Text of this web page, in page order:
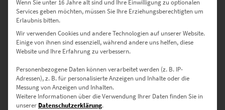
✔Acrylglasbilder– Premium-Druck hinter 4 mm starkem Acrylglas
auf Alu-Dibond – für leuchtende Farben, edlen Glanz und stilvolle
Tiefenwirkung.
✔Leinwandbilder– Gedruckt auf strukturierter, matter
Künstlerleinwand – natürlich, weich, elegant.
✔Poster
– Flexibel einsetzbar auf seidenmattem,
hochauflösendem Premium-Papier mit präziser Farb- und
Detailwiedergabe.
Wenn Sie unter 16 Jahre alt sind und Ihre Einwilligung zu optionalen
Services geben möchten, müssen Sie Ihre Erziehungsberechtigten um
Erlaubnis bitten.
Wir verwenden Cookies und andere Technologien auf unserer Website.
Einige von ihnen sind essenziell, während andere uns helfen, diese
Website und Ihre Erfahrung zu verbessern.
Personenbezogene Daten können verarbeitet werden (z. B. IP-
Adressen), z. B. für personalisierte Anzeigen und Inhalte oder die
Messung von Anzeigen und Inhalten.
Weitere Informationen über die Verwendung Ihrer Daten finden Sie in
unserer Datenschutzerklärung.